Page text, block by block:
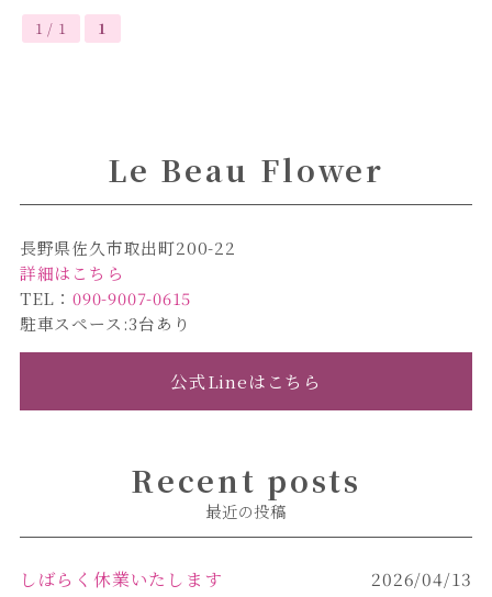
1 / 1 1
Le Beau Flower
長野県佐久市取出町200-22
詳細はこちら
TEL：090-9007-0615
駐車スペース:3台あり
公式Lineはこちら
Recent posts
最近の投稿
しばらく休業いたします
2026/04/13